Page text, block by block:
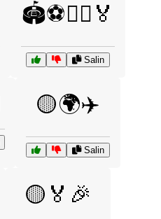
🏟️⚽🧑‍⚖️🏅
Salin
🟡🌍✈️
Salin
🟡🏅🎉